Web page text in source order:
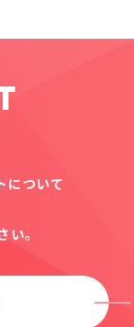
ついて
。